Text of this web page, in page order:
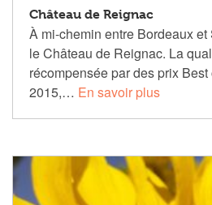
Château de Reignac
À mi-chemin entre Bordeaux
le Château de Reignac. La
récompensée par des prix
2015,… En savoir plus